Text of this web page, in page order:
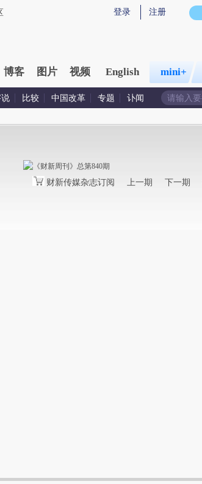
登录 注册
博客 图片 视频 English mini+
比较 中国改革 专题 讣闻
财新传媒杂志订阅 上一期 下一期